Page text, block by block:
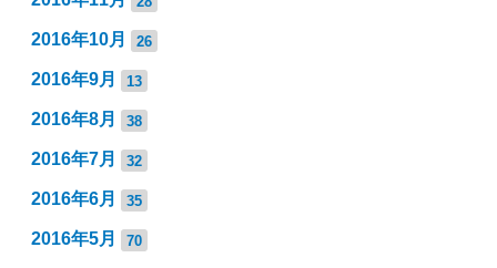
2016年10月 26
2016年9月 13
2016年8月 38
2016年7月 32
2016年6月 35
2016年5月 70